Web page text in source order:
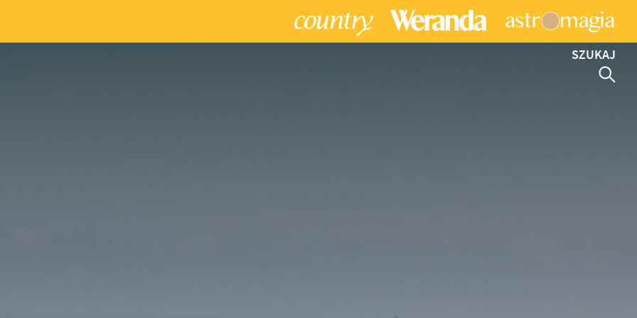
SZUKAJ